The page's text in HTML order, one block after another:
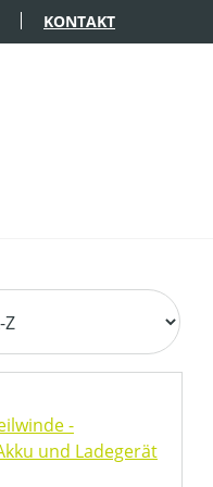
KONTAKT